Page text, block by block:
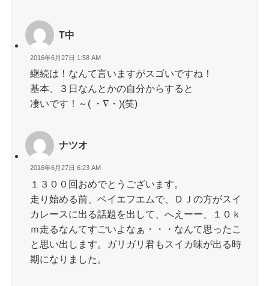
T中
2016年6月27日 1:58 AM
継続は！なんて言いますがスゴいですね！
基本、３日なんとかの自分からすると
凄いです！～( ・∇・)(笑)
ナツオ
2016年6月27日 6:23 AM
１３００回おめでとうございます。
走り始める前、ベイエフエムで、ＤＪの方がスイ
カレースに出る話題を出して、へえーー、１０ｋ
ｍ走るなんてすごいよなぁ・・・なんて思ったこ
と思い出します。ガリガリ君もスイカ味が出る時
期になりました。